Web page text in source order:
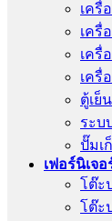
เครื่
เครื่
เครื่
เครื่
ตู้เย็
ระบ
ปั๊มเ
เฟอร์นิเจ
โต๊ะ
โต๊ะ